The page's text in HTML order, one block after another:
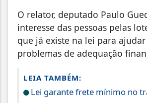
O relator, deputado Paulo
interesse das pessoas pelas
que já existe na lei para
problemas de adequação
LEIA TAMBÉM:
Lei garante frete mínimo no